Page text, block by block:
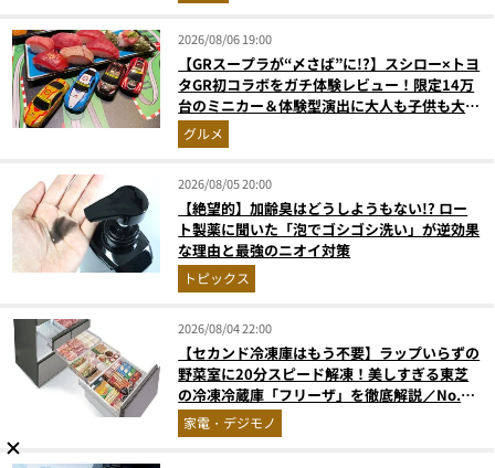
2026/08/06 19:00
【GRスープラが“〆さば”に!?】スシロー×トヨ
タGR初コラボをガチ体験レビュー！限定14万
台のミニカー＆体験型演出に大人も子供も大興
奮間違いなし
グルメ
2026/08/05 20:00
【絶望的】加齢臭はどうしようもない!? ロー
ト製薬に聞いた「泡でゴシゴシ洗い」が逆効果
な理由と最強のニオイ対策
トピックス
2026/08/04 22:00
【セカンド冷凍庫はもう不要】ラップいらずの
野菜室に20分スピード解凍！美しすぎる東芝
の冷凍冷蔵庫「フリーザ」を徹底解説／No.1
モノ雑誌編集長が選ぶ『センスがいい家電』
Vol.10
家電・デジモノ